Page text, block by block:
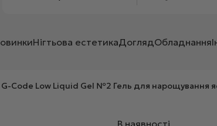
Нігтьова естетикаДоглядОбладнання
G-Code Low Liquid Gel №2 Гель для нарощування
В наявності